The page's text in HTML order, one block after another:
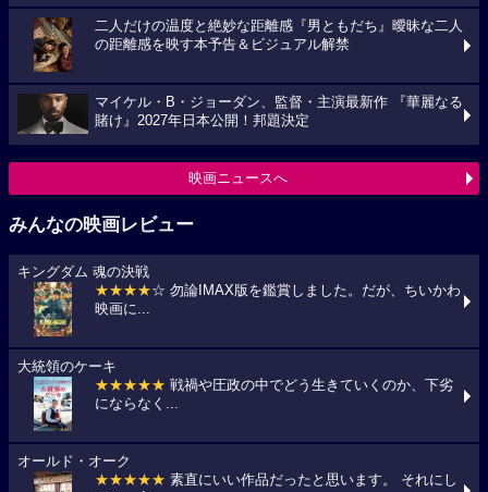
二人だけの温度と絶妙な距離感『男ともだち』曖昧な二人
の距離感を映す本予告＆ビジュアル解禁
マイケル・B・ジョーダン、監督・主演最新作 『華麗なる
賭け』2027年日本公開！邦題決定
映画ニュースへ
みんなの映画レビュー
キングダム 魂の決戦
★★★★☆ 勿論IMAX版を鑑賞しました。だが、ちいかわ
映画に...
大統領のケーキ
★★★★★ 戦禍や圧政の中でどう生きていくのか、下劣
にならなく...
オールド・オーク
★★★★★ 素直にいい作品だったと思います。 それにし